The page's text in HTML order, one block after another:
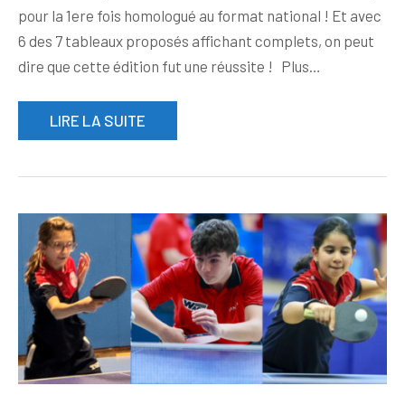
pour la 1ere fois homologué au format national ! Et avec
6 des 7 tableaux proposés affichant complets, on peut
dire que cette édition fut une réussite ! Plus…
LIRE LA SUITE